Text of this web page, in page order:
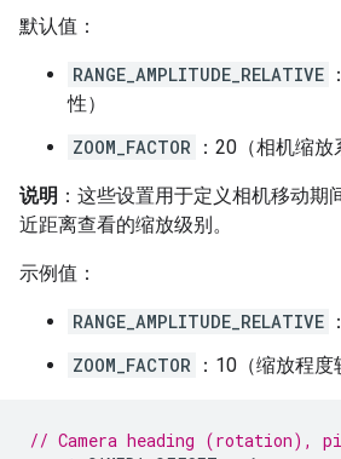
默认值：
RANGE_AMPLITUDE_RELATIVE
性）
ZOOM_FACTOR
：20（相机缩放
说明 ：这些设置用于定义相机移动期
近距离查看的缩放级别。
示例值：
RANGE_AMPLITUDE_RELATIVE
ZOOM_FACTOR
：10（缩放程度
// Camera heading